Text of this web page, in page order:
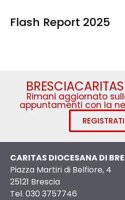
Flash Report 2025
Rimani aggiornato
appuntamenti con la
CARITAS DIOCESANA DI
Piazza Martiri di Belfiore, 4
25121 Brescia
Tel. 030 3757746